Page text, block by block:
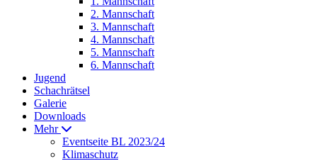
2. Mannschaft
3. Mannschaft
4. Mannschaft
5. Mannschaft
6. Mannschaft
Jugend
Schachrätsel
Galerie
Downloads
Mehr
Eventseite BL 2023/24
Klimaschutz